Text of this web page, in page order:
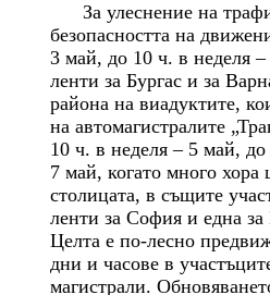
За улеснение на
безопасността на
3 май, до 10 ч. в неделя
ленти за Бургас и за
района на виадуктите,
на автомагистралите
10 ч. в неделя – 5 май,
7 май, когато много
столицата, в същите
ленти за София и една
Целта е по-лесно
дни и часове в
магистрали.